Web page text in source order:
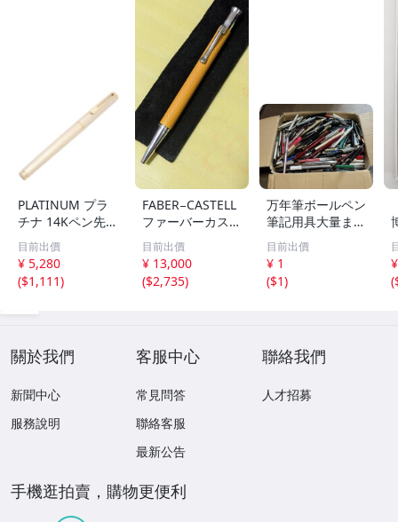
PLATINUM プラ
チナ 14Kペン先
万年筆 ゴールド×
ホワイト系【いお
き質店】
目前出價
¥ 5,280
($1,111)
FABER−CASTELL
ファーバーカステ
ル伯爵 ギロシェ
サハラ ボールペ
ン レア色
目前出價
¥ 13,000
($2,735)
万年筆ボールペン
筆記用具大量まと
め4kgオーバー 万
年筆 ボールペン
文房具 筆記用具
未検品
目前出價
¥ 1
($1)
(
關於我們
新聞中心
服務說明
客服中心
常見問答
聯絡客服
最新公告
聯絡我們
人才招募
手機逛拍賣，購物更便利